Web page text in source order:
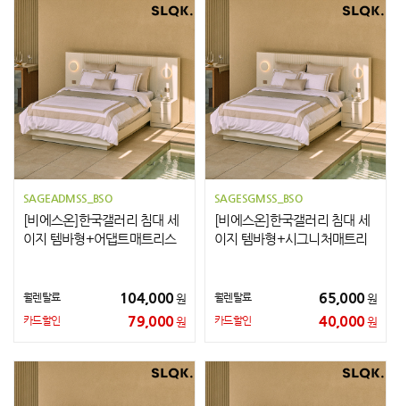
SAGEADMSS_BSO
[비에스온]한국갤러리 침대 세
이지 템바형+어댑트매트리스
월렌탈료 104,000원
카드할인 79,000원
SAGESGMSS_BSO
[비에스온]한국갤러리 침대 세
이지 템바형+시그니처매트리
월렌탈료 65,000원
카드할인 40,000원